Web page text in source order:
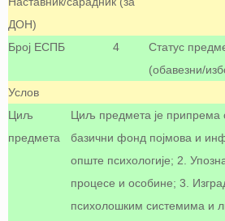
ДОН)
Број ЕСПБ
4
Статус
(обавезни/
Услов
Циљ
предмета
Циљ предмета је припрема
базични фонд појмова и
опште психологије; 2.
процесе и особине; 3.
психолошким системима и